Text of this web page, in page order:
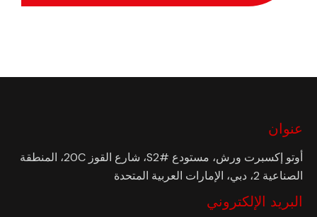
عنوان
أوتو إكسبرت ورش، مستودع #S2، شارع القوز 20C، المنطقة
الصناعية 2، دبي، الإمارات العربية المتحدة
البريد الإلكتروني